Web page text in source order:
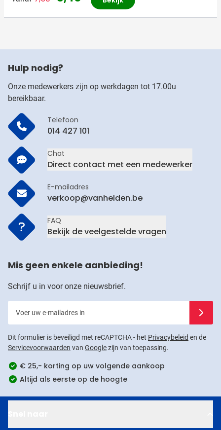
Hulp nodig?
Onze medewerkers zijn op werkdagen tot 17.00u
bereikbaar.
Telefoon
014 427 101
Chat
Direct contact met een medewerker
E-mailadres
verkoop@vanhelden.be
FAQ
Bekijk de veelgestelde vragen
Mis geen enkele aanbieding!
Schrijf u in voor onze nieuwsbrief.
Dit formulier is beveiligd met reCAPTCHA - het Privacybeleid en de
Servicevoorwaarden van Googlezijn van toepassing.
€ 25,- korting op uw volgende aankoop
Altijd als eerste op de hoogte